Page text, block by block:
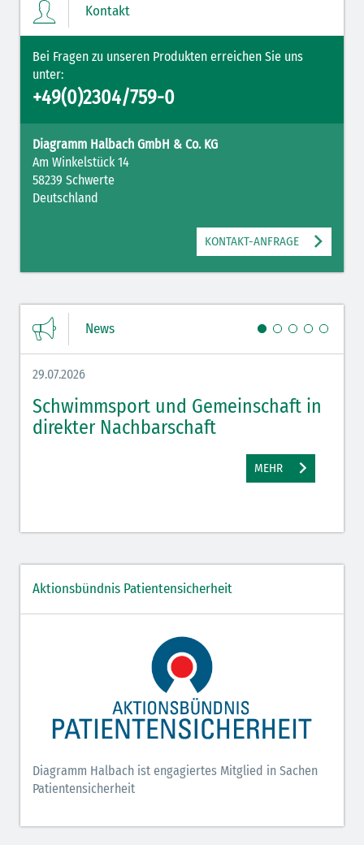
Kontakt
Bei Fragen zu unseren Produkten erreichen Sie uns
unter:
+49(0)2304/759-0
Diagramm Halbach GmbH & Co. KG
Am Winkelstück 14
58239 Schwerte
Deutschland
KONTAKT-ANFRAGE
News
29.07.2026
Schwimmsport und Gemeinschaft in
direkter Nachbarschaft
MEHR
Aktionsbündnis Patientensicherheit
Diagramm Halbach ist engagiertes Mitglied in Sachen
Patientensicherheit